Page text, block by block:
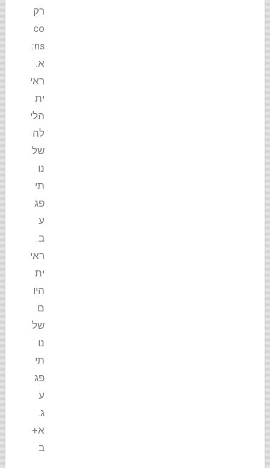
רק
co
ns:
א.
ראי
ית
הלי
לה
של
נו
תי
פג
ע
ב.
ראי
ית
היו
ם
של
נו
תי
פג
ע
ג.
א+
ב